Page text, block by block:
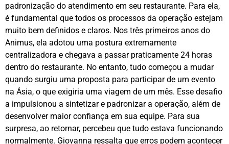
padronização do atendimento em seu restaurante. Para ela,
é fundamental que todos os processos da operação estejam
muito bem definidos e claros. Nos três primeiros anos do
Animus, ela adotou uma postura extremamente
centralizadora e chegava a passar praticamente 24 horas
dentro do restaurante. No entanto, tudo começou a mudar
quando surgiu uma proposta para participar de um evento
na Ásia, o que exigiria uma viagem de um mês. Esse desafio
a impulsionou a sintetizar e padronizar a operação, além de
desenvolver maior confiança em sua equipe. Para sua
surpresa, ao retornar, percebeu que tudo estava funcionando
normalmente. Giovanna ressalta que erros podem acontecer